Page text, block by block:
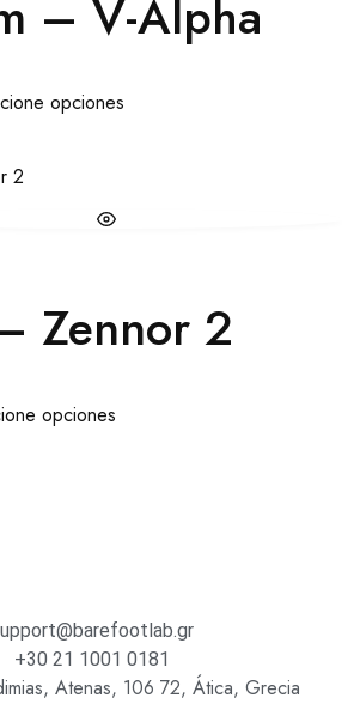
– V-Alpha
opciones
Zennor 2
opciones
+30 21 1001 0181
Atenas, 106 72, Ática, Grecia